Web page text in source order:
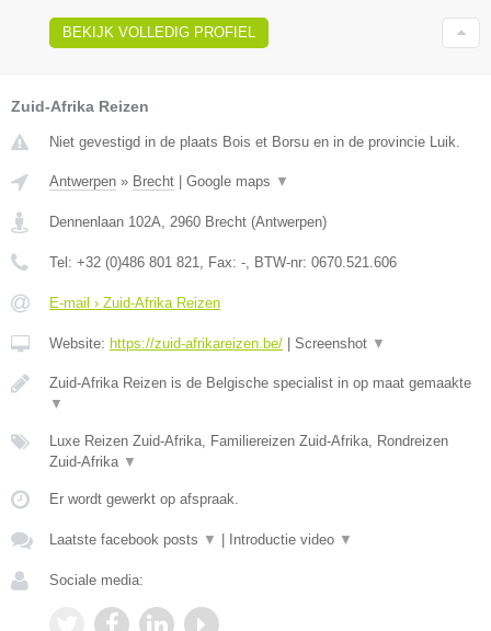
BEKIJK VOLLEDIG PROFIEL
Zuid-Afrika Reizen
Niet gevestigd in de plaats Bois et Borsu en in de provincie Luik.
Antwerpen » Brecht Google maps ▼
Dennenlaan 102A 2960 Brecht (Antwerpen)
Tel: +32 (0)486 801 821 , Fax: - , BTW-nr: 0670.521.606
E-mail › Zuid-Afrika Reizen
Website: https://zuid-afrikareizen.be/ Screenshot ▼
Zuid-Afrika Reizen is de Belgische specialist in op maat gemaakte
▼
Luxe Reizen Zuid-Afrika, Familiereizen Zuid-Afrika, Rondreizen
Zuid-Afrika ▼
Er wordt gewerkt op afspraak.
Laatste facebook posts ▼ Introductie video ▼
Sociale media: